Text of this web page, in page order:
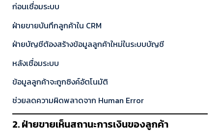
ก่อนเชื่อมระบบ
ฝ่ายขายบันทึกลูกค้าใน CRM
ฝ่ายบัญชีต้องสร้างข้อมูลลูกค้าใหม่ในระบบบัญชี
หลังเชื่อมระบบ
ข้อมูลลูกค้าจะถูกซิงค์อัตโนมัติ
ช่วยลดความผิดพลาดจาก Human Error
2. ฝ่ายขายเห็นสถานะการเงินของลูกค้า